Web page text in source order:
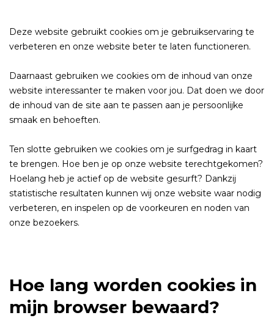
Deze website gebruikt cookies om je gebruikservaring te
verbeteren en onze website beter te laten functioneren.
Daarnaast gebruiken we cookies om de inhoud van onze
website interessanter te maken voor jou. Dat doen we door
de inhoud van de site aan te passen aan je persoonlijke
smaak en behoeften.
Ten slotte gebruiken we cookies om je surfgedrag in kaart
te brengen. Hoe ben je op onze website terechtgekomen?
Hoelang heb je actief op de website gesurft? Dankzij
statistische resultaten kunnen wij onze website waar nodig
verbeteren, en inspelen op de voorkeuren en noden van
onze bezoekers.
Hoe lang worden cookies in
mijn browser bewaard?